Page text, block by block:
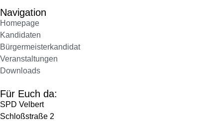
Navigation
Homepage
Kandidaten
Bürgermeisterkandidat
Veranstaltungen
Downloads
Für Euch da:
SPD Velbert
Schloßstraße 2